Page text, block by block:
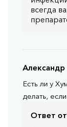
всегда
Александр
Есть ли у
делать,
Ответ